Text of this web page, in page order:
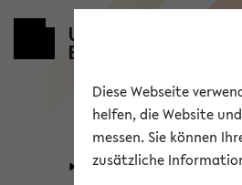
Universität
Diese Webseite
helfen, die Website
messen. Sie können
zusätzliche